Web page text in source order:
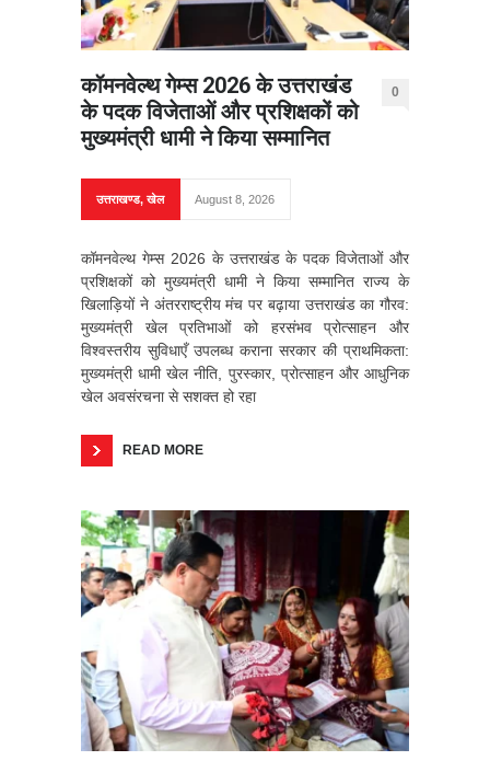
कॉमनवेल्थ गेम्स 2026 के उत्तराखंड
के पदक विजेताओं और प्रशिक्षकों को
मुख्यमंत्री धामी ने किया सम्मानित
0
उत्तराखण्ड,खेल August 8, 2026
कॉमनवेल्थ गेम्स 2026 के उत्तराखंड के पदक विजेताओं और
प्रशिक्षकों को मुख्यमंत्री धामी ने किया सम्मानित राज्य के
खिलाड़ियों ने अंतरराष्ट्रीय मंच पर बढ़ाया उत्तराखंड का गौरव:
मुख्यमंत्री खेल प्रतिभाओं को हरसंभव प्रोत्साहन और
विश्वस्तरीय सुविधाएँ उपलब्ध कराना सरकार की प्राथमिकता:
मुख्यमंत्री धामी खेल नीति, पुरस्कार, प्रोत्साहन और आधुनिक
खेल अवसंरचना से सशक्त हो रहा
READ MORE